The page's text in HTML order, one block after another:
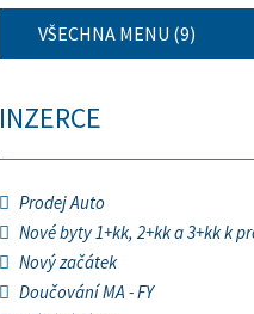
VŠECHNA MENU (9)
INZERCE
Prodej Auto
Nové byty 1+kk, 2+kk a 3+kk k
Nový začátek
Doučování MA - FY